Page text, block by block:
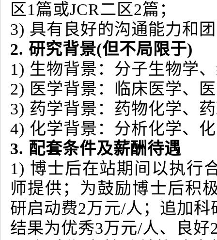
区1篇或JCR二区2篇；
3) 具有良好的沟通能力和
2. 研究背景(但不局限于)
1) 生物背景：分子生物学
2) 医学背景：临床医学、
3) 药学背景：药物化学、
4) 化学背景：分析化学、
3. 配套条件及薪酬待遇
1) 博士后在站期间以执行
师提供；为鼓励博士后积
研启动费2万元/人；追加
结果为优秀3万元/人、良